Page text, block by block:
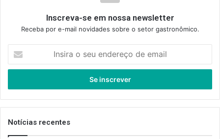
Inscreva-se em nossa newsletter
Receba por e-mail novidades sobre o setor gastronômico.
seu
de
email
Notícias recentes